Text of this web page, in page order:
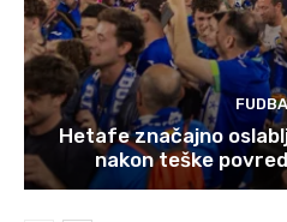
Hetafe značajno
nakon teške